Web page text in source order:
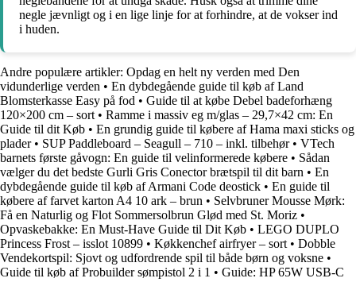
negle jævnligt og i en lige linje for at forhindre, at de vokser ind
i huden.
Andre populære artikler: Opdag en helt ny verden med Den
vidunderlige verden • En dybdegående guide til køb af Land
Blomsterkasse Easy på fod • Guide til at købe Debel badeforhæng
120×200 cm – sort • Ramme i massiv eg m/glas – 29,7×42 cm: En
Guide til dit Køb • En grundig guide til købere af Hama maxi sticks og
plader• SUP Paddleboard – Seagull – 710 – inkl. tilbehør• VTech
barnets første gåvogn: En guide til velinformerede købere • Sådan
vælger du det bedste Gurli Gris Conector brætspil til dit barn • En
dybdegående guide til køb af Armani Code deostick • En guide til
købere af farvet karton A4 10 ark – brun • Selvbruner Mousse Mørk:
Få en Naturlig og Flot Sommersolbrun Glød med St. Moriz •
Opvaskebakke: En Must-Have Guide til Dit Køb • LEGO DUPLO
Princess Frost – isslot 10899 • Køkkenchef airfryer – sort • Dobble
Vendekortspil: Sjovt og udfordrende spil til både børn og voksne •
Guide til køb af Probuilder sømpistol 2 i 1 • Guide: HP 65W USB-C